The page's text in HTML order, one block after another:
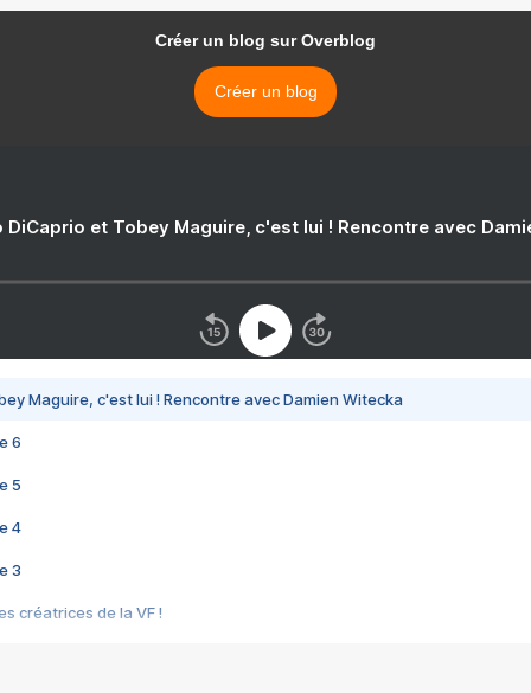
Créer un blog sur Overblog
Créer un blog
DiCaprio et Tobey Maguire, c'est lui ! Rencontre avec
Maguire, c'est lui ! Rencontre avec Damien Witecka
6
5
4
3
créatrices de la VF !